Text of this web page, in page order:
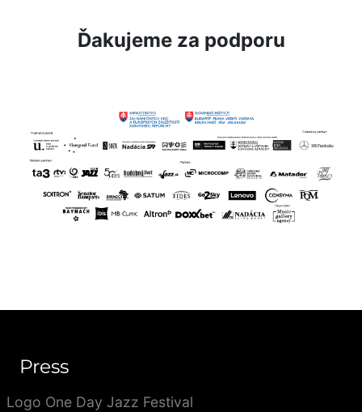
Ďakujeme za podporu
Press
Logo One Day Jazz Festival